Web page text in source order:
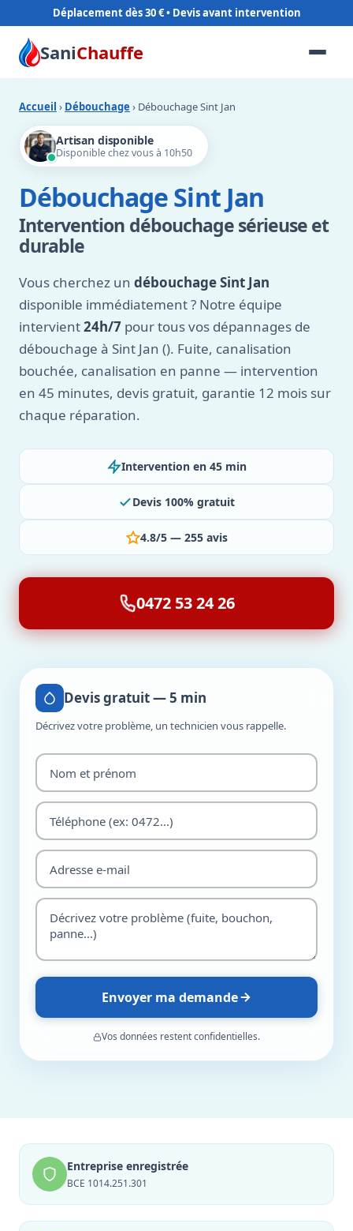
Déplacement dès 30 €
SaniChauffe
Accueil › Débouchage › Débouchage Sint Jan
Artisan disponible
Disponible chez vous à 10h50
Débouchage Sint Jan
Intervention débouchage sérieuse et
durable
Vous cherchez un débouchage Sint Jan
disponible immédiatement ? Notre équipe
intervient24h/7 pour tous vos dépannages de
débouchage à Sint Jan (). Fuite, canalisation
bouchée, canalisation en panne — intervention
en 45 minutes, devis gratuit, garantie 12 mois sur
chaque réparation.
Intervention en 45 min
Devis 100% gratuit
4.8/5 — 255 avis
0472 53 24 26
Devis gratuit — 5 min
Décrivez votre problème, un technicien vous rappelle.
Envoyer ma demande
Vos données restent confidentielles.
Entreprise enregistrée
BCE 1014.251.301